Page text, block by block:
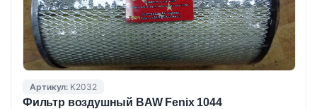
Артикул: K2032
Фильтр воздушный BAW Fenix 1044